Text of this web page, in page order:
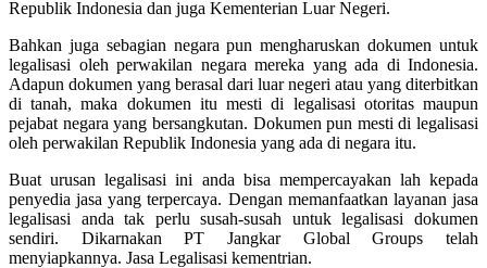
Republik Indonesia dan juga Kementerian Luar Negeri.
Bahkan juga sebagian negara pun mengharuskan dokumen untuk
legalisasi oleh perwakilan negara mereka yang ada di Indonesia.
Adapun dokumen yang berasal dari luar negeri atau yang diterbitkan
di tanah, maka dokumen itu mesti di legalisasi otoritas maupun
pejabat negara yang bersangkutan. Dokumen pun mesti di legalisasi
oleh perwakilan Republik Indonesia yang ada di negara itu.
Buat urusan legalisasi ini anda bisa mempercayakan lah kepada
penyedia jasa yang terpercaya. Dengan memanfaatkan layanan jasa
legalisasi anda tak perlu susah-susah untuk legalisasi dokumen
sendiri. Dikarnakan PT Jangkar Global Groups telah
menyiapkannya. Jasa Legalisasi kementrian.